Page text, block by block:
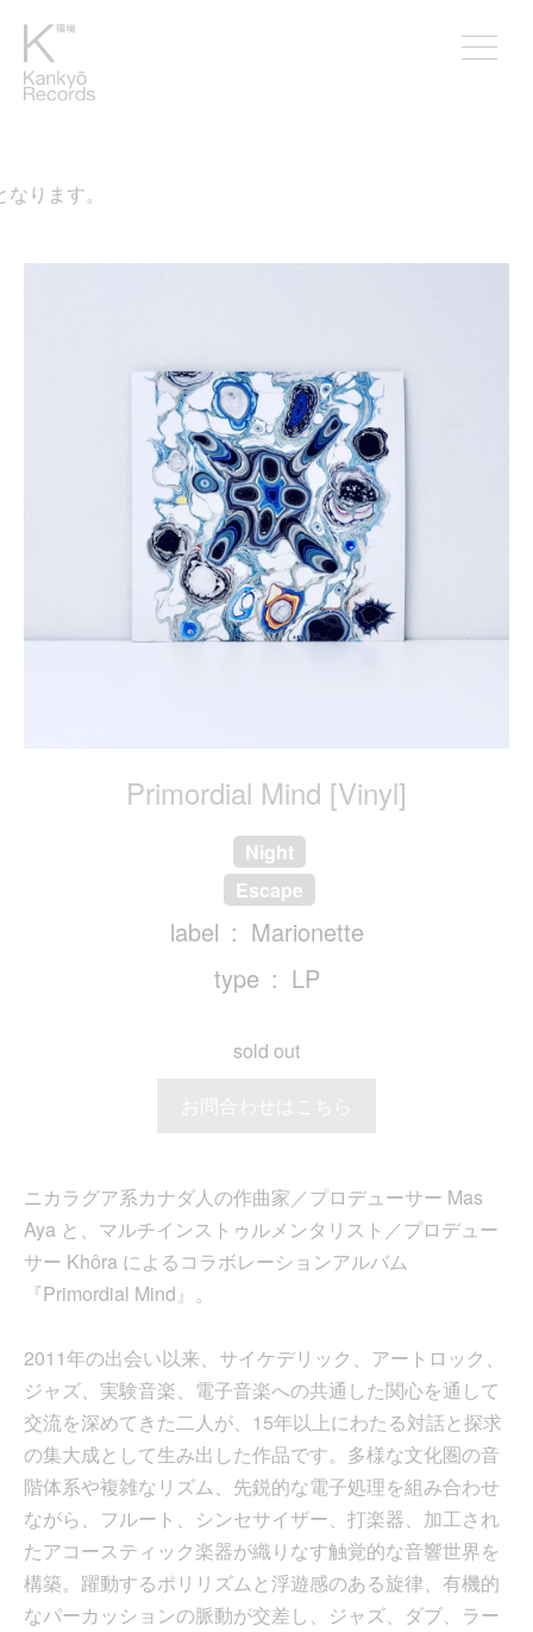
ます。
Primordial Mind [Vinyl]
Night
Escape
label
Marionette
type
LP
sold out
お問合わせはこちら
ニカラグア系カナダ人の作曲家／プロデューサー Mas
Aya と、マルチインストゥルメンタリスト／プロデュー
サー Khôra によるコラボレーションアルバム
『Primordial Mind』。
2011年の出会い以来、サイケデリック、アートロック、
ジャズ、実験音楽、電子音楽への共通した関心を通して
交流を深めてきた二人が、15年以上にわたる対話と探求
の集大成として生み出した作品です。多様な文化圏の音
階体系や複雑なリズム、先鋭的な電子処理を組み合わせ
ながら、フルート、シンセサイザー、打楽器、加工され
たアコースティック楽器が織りなす触覚的な音響世界を
構築。躍動するポリリズムと浮遊感のある旋律、有機的
なパーカッションの脈動が交差し、ジャズ、ダブ、ラー